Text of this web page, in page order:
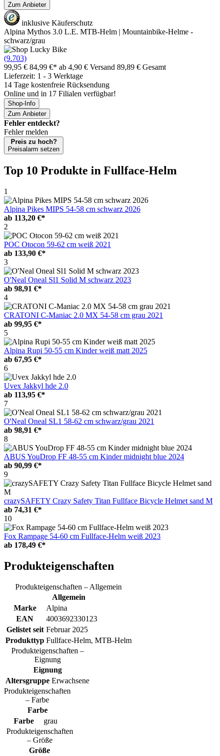
Zum Anbieter
inklusive Käuferschutz
Alpina Mythos 3.0 L.E. MTB-Helm | Mountainbike-Helme -
schwarz/grau
(9.703)
99,95 € 84,99 €* ab 4,90 € Versand 89,89 € Gesamt
Lieferzeit: 1 - 3 Werktage
14 Tage kostenfreie Rücksendung
Online und in 17 Filialen verfügbar!
Shop-Info
Zum Anbieter
Fehler entdeckt?
Fehler melden
Preis zu hoch?
Preisalarm setzen
Top 10 Produkte in Fullface-Helm
1
Alpina Pikes MIPS 54-58 cm schwarz 2026
ab 113,20 €*
2
POC Otocon 59-62 cm weiß 2021
ab 133,90 €*
3
O'Neal Oneal Sl1 Solid M schwarz 2023
ab 98,91 €*
4
CRATONI C-Maniac 2.0 MX 54-58 cm grau 2021
ab 99,95 €*
5
Alpina Rupi 50-55 cm Kinder weiß matt 2025
ab 67,95 €*
6
Uvex Jakkyl hde 2.0
ab 113,95 €*
7
O'Neal Oneal SL1 58-62 cm schwarz/grau 2021
ab 98,91 €*
8
ABUS YouDrop FF 48-55 cm Kinder midnight blue 2024
ab 90,99 €*
9
crazySAFETY Crazy Safety Titan Fullface Bicycle Helmet sand M
ab 74,31 €*
10
Fox Rampage 54-60 cm Fullface-Helm weiß 2023
ab 178,49 €*
Produkteigenschaften
Produkteigenschaften – Allgemein
Allgemein
Marke
Alpina
EAN
4003692330123
Gelistet seit Februar 2025
Produkttyp Fullface-Helm, MTB-Helm
Produkteigenschaften –
Eignung
Eignung
Altersgruppe Erwachsene
Produkteigenschaften
– Farbe
Farbe
Farbe
grau
Produkteigenschaften
– Größe
Größe